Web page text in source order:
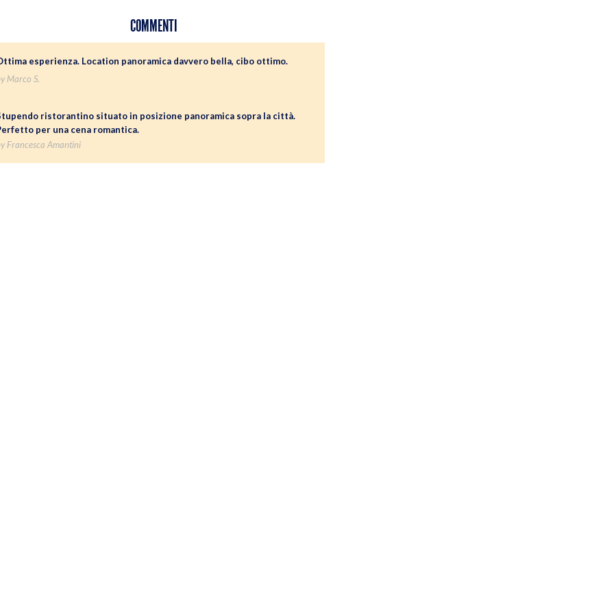
COMMENTI
esperienza. Location panoramica davvero bella, cibo ottimo.
Marco S.
ristorantino situato in posizione panoramica sopra la città.
per una cena romantica.
Francesca Amantini